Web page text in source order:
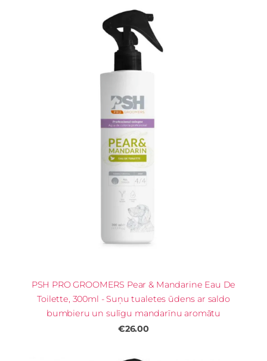
PSH PRO GROOMERS Pear & Mandarine Eau De
Toilette, 300ml - Suņu tualetes ūdens ar saldo
bumbieru un sulīgu mandarīnu aromātu
€26.00